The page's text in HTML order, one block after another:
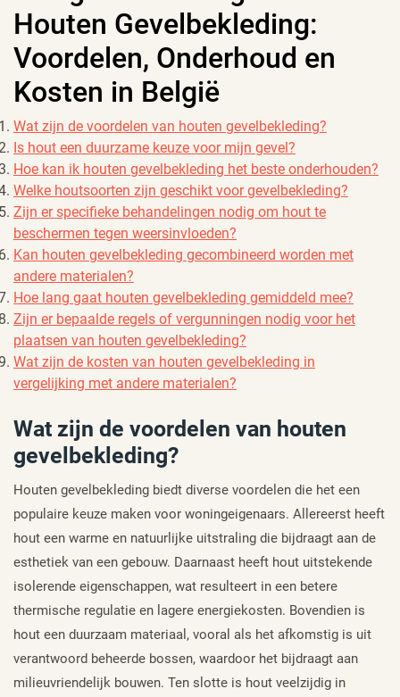
Houten Gevelbekleding:
Voordelen, Onderhoud en
Kosten in België
Wat zijn de voordelen van houten gevelbekleding?
Is hout een duurzame keuze voor mijn gevel?
Hoe kan ik houten gevelbekleding het beste onderhouden?
Welke houtsoorten zijn geschikt voor gevelbekleding?
Zijn er specifieke behandelingen nodig om hout te
beschermen tegen weersinvloeden?
Kan houten gevelbekleding gecombineerd worden met
andere materialen?
Hoe lang gaat houten gevelbekleding gemiddeld mee?
Zijn er bepaalde regels of vergunningen nodig voor het
plaatsen van houten gevelbekleding?
Wat zijn de kosten van houten gevelbekleding in
vergelijking met andere materialen?
Wat zijn de voordelen van houten
gevelbekleding?
Houten gevelbekleding biedt diverse voordelen die het een
populaire keuze maken voor woningeigenaars. Allereerst heeft
hout een warme en natuurlijke uitstraling die bijdraagt aan de
esthetiek van een gebouw. Daarnaast heeft hout uitstekende
isolerende eigenschappen, wat resulteert in een betere
thermische regulatie en lagere energiekosten. Bovendien is
hout een duurzaam materiaal, vooral als het afkomstig is uit
verantwoord beheerde bossen, waardoor het bijdraagt aan
milieuvriendelijk bouwen. Ten slotte is hout veelzijdig in